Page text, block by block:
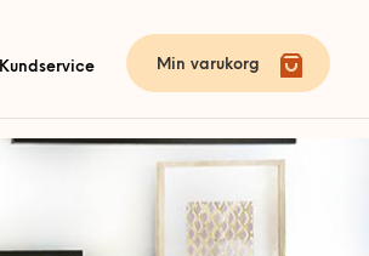
Kundservice Min varukorg